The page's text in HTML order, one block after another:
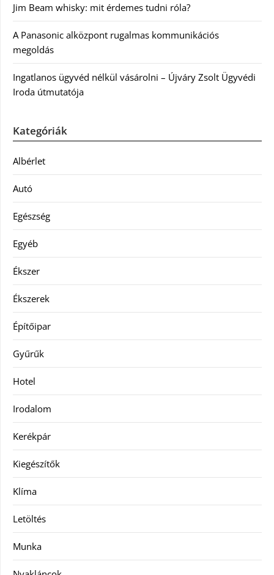
Jim Beam whisky: mit érdemes tudni róla?
A Panasonic alközpont rugalmas kommunikációs
megoldás
Ingatlanos ügyvéd nélkül vásárolni – Újváry Zsolt Ügyvédi
Iroda útmutatója
Kategóriák
Albérlet
Autó
Egészség
Egyéb
Ékszer
Ékszerek
Építőipar
Gyűrűk
Hotel
Irodalom
Kerékpár
Kiegészítők
Klíma
Letöltés
Munka